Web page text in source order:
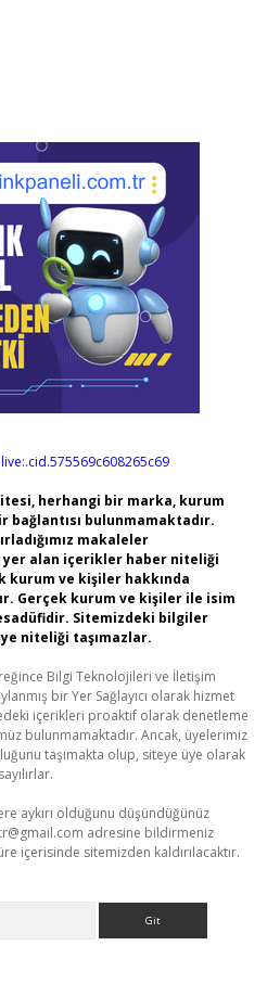
live:.cid.575569c608265c69
herhangi bir marka, kurum
bağlantısı bulunmamaktadır.
makaleler
yer alan içerikler haber niteliği
kurum ve kişiler hakkında
Gerçek kurum ve kişiler ile isim
Sitemizdeki bilgiler
niteliği taşımazlar.
Bilgi Teknolojileri ve İletişim
bir Yer Sağlayıcı olarak hizmet
içerikleri proaktif olarak denetleme
bulunmamaktadır. Ancak, üyelerimiz
taşımakta olup, siteye üye olarak
aykırı olduğunu düşündüğünüz
adresine bildirmeniz
içerisinde sitemizden kaldırılacaktır.